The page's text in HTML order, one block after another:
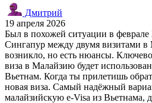
Дмитрий
19 апреля 2026
Был в похожей ситуации в феврале
Сингапур между двумя визитами
возникло, но есть нюансы.
виза в Малайзию будет
Вьетнам. Когда ты прилетишь
новая виза. Самый надёжный
малайзийскую e-Visa из Вьетнама,